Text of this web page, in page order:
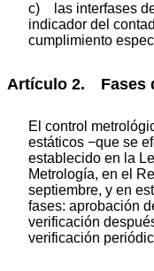
c) las interfases
indicador del
cumplimiento
Artículo 2. Fases
El control
estáticos −que se
establecido en la
Metrología, en el
septiembre, y en
fases: aprobación
verificación
verificación